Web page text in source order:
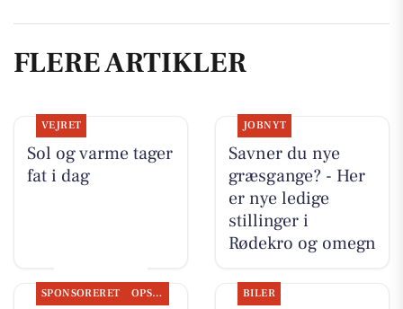
FLERE ARTIKLER
VEJRET
Sol og varme tager
fat i dag
JOBNYT
Savner du nye
græsgange? - Her
er nye ledige
stillinger i
Rødekro og omegn
SPONSORERET OPSLAGSTAVLEN BILER